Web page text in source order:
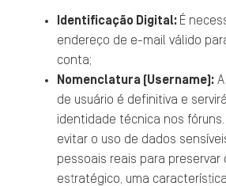
Identificação Digital: É
endereço de e-mail válido
conta;
Nomenclatura (Username):
de usuário é definitiva e
identidade técnica nos
evitar o uso de dados
pessoais reais para preservar
estratégico, uma